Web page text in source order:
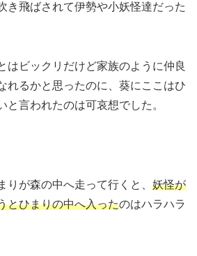
き飛ばされて伊勢や小妖怪達だった
はビックリだけど家族のように仲良
れるかと思ったのに、葵にここはひ
と言われたのは可哀想でした。
りが森の中へ走って行くと、 妖怪が
とひまりの中へ入ったのはハラハラ